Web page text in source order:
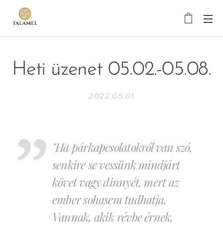
Heti üzenet 05.02.-05.08.
2022.05.01
"Ha párkapcsolatokról van szó,
senkire se vessünk mindjárt
követ vagy dinnyét, mert az
ember sohasem tudhatja.
Vannak, akik révbe érnek,